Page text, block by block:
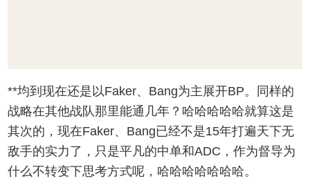
**均到现在还是以Faker、Bang为主展开BP。同样的
战略在其他战队那里能通几年？哈哈哈哈哈就算这是
其次的，现在Faker、Bang已经不是15年打遍天下无
敌手的实力了，只是平凡的中单和ADC，作为督导为
什么不转变下思考方式呢，哈哈哈哈哈哈哈。